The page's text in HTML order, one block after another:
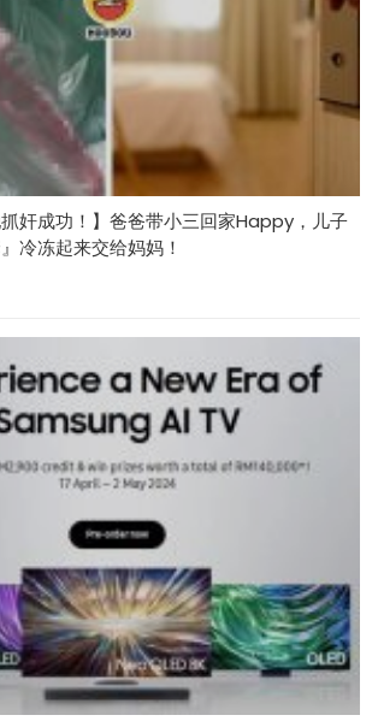
抓奸成功！】爸爸带小三回家Happy，儿子
冷冻起来交给妈妈！